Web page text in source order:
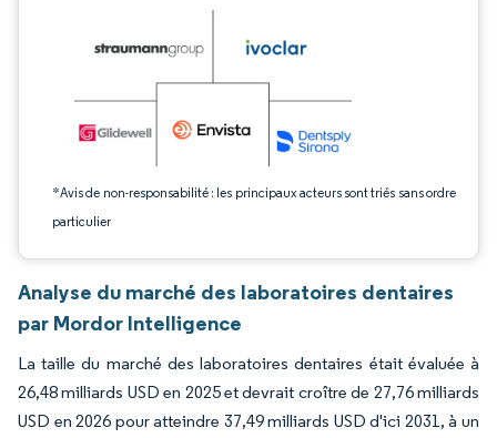
*Avis de non-responsabilité : les principaux acteurs sont triés sans ordre
particulier
Analyse du marché des laboratoires dentaires
par Mordor Intelligence
La taille du marché des laboratoires dentaires était évaluée à
26,48 milliards USD en 2025 et devrait croître de 27,76 milliards
USD en 2026 pour atteindre 37,49 milliards USD d'ici 2031, à un